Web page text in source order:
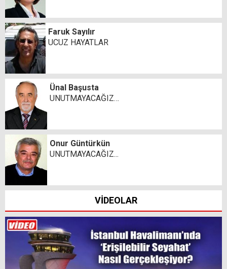
Faruk Sayılır
UCUZ HAYATLAR
Ünal Başusta
UNUTMAYACAĞIZ…
Onur Güntürkün
UNUTMAYACAĞIZ...
VİDEOLAR